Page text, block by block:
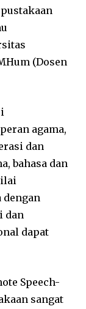
(Dosen
agama,
dan
bahasa dan
dengan
dan
dapat
Speech-
sangat